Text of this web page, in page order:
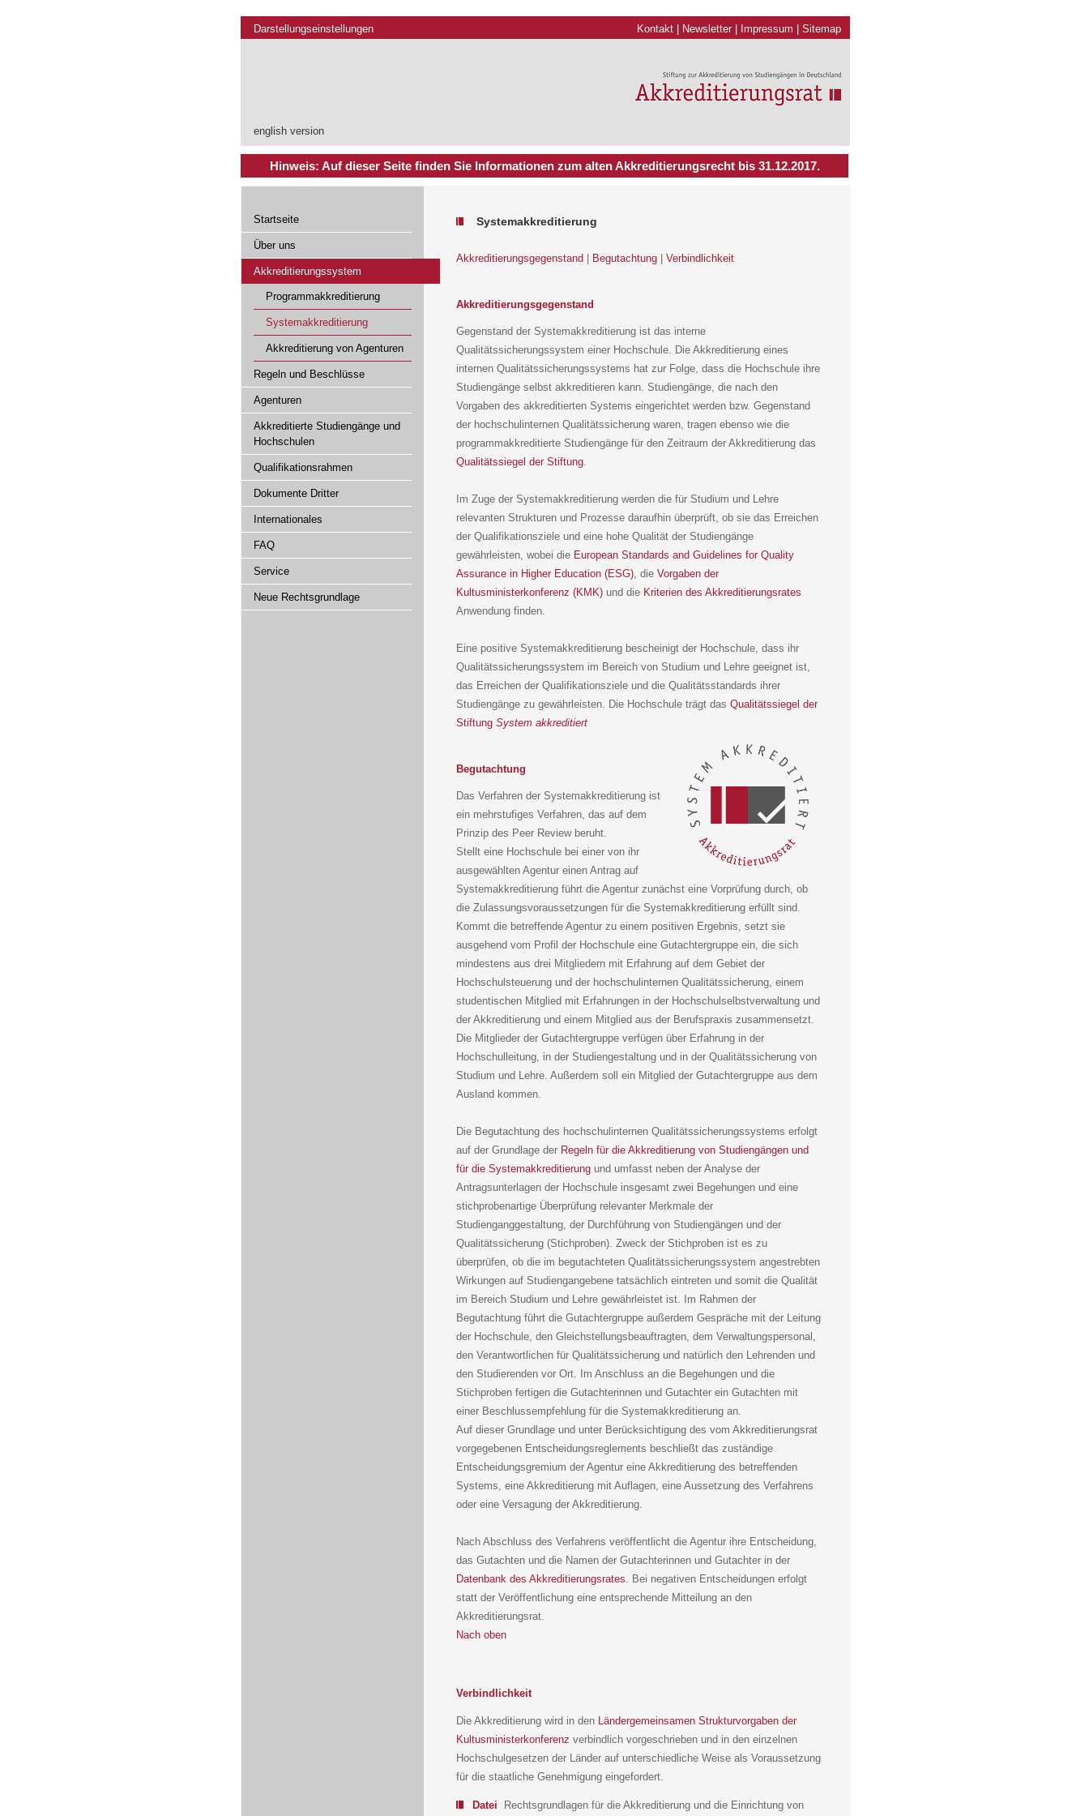
Darstellungseinstellungen Kontakt Newsletter Impressum Sitemap
english version
Hinweis: Auf dieser Seite finden Sie Informationen zum alten Akkreditierungsrecht bis 31.12.2017.
Startseite
Über uns
Akkreditierungssystem
Programmakkreditierung
Systemakkreditierung
Akkreditierung von Agenturen
Regeln und Beschlüsse
Agenturen
Akkreditierte Studiengänge und
Hochschulen
Qualifikationsrahmen
Dokumente Dritter
Internationales
FAQ
Service
Neue Rechtsgrundlage
Systemakkreditierung
Akkreditierungsgegenstand Begutachtung Verbindlichkeit
Akkreditierungsgegenstand
Gegenstand der Systemakkreditierung ist das interne
Qualitätssicherungssystem einer Hochschule. Die Akkreditierung eines
internen Qualitätssicherungssystems hat zur Folge, dass die Hochschule ihre
Studiengänge selbst akkreditieren kann. Studiengänge, die nach den
Vorgaben des akkreditierten Systems eingerichtet werden bzw. Gegenstand
der hochschulinternen Qualitätssicherung waren, tragen ebenso wie die
programmakkreditierte Studiengänge für den Zeitraum der Akkreditierung das
Qualitätssiegel der Stiftung.
Im Zuge der Systemakkreditierung werden die für Studium und Lehre
relevanten Strukturen und Prozesse daraufhin überprüft, ob sie das Erreichen
der Qualifikationsziele und eine hohe Qualität der Studiengänge
gewährleisten, wobei die European Standards and Guidelines for Quality
Assurance in Higher Education (ESG), die Vorgaben der
Kultusministerkonferenz (KMK) und die Kriterien des Akkreditierungsrates
Anwendung finden.
Eine positive Systemakkreditierung bescheinigt der Hochschule, dass ihr
Qualitätssicherungssystem im Bereich von Studium und Lehre geeignet ist,
das Erreichen der Qualifikationsziele und die Qualitätsstandards ihrer
Studiengänge zu gewährleisten. Die Hochschule trägt das Qualitätssiegel der
Stiftung System akkreditiert
Begutachtung
Das Verfahren der Systemakkreditierung ist
ein mehrstufiges Verfahren, das auf dem
Prinzip des Peer Review beruht.
Stellt eine Hochschule bei einer von ihr
ausgewählten Agentur einen Antrag auf
Systemakkreditierung führt die Agentur zunächst eine Vorprüfung durch, ob
die Zulassungsvoraussetzungen für die Systemakkreditierung erfüllt sind.
Kommt die betreffende Agentur zu einem positiven Ergebnis, setzt sie
ausgehend vom Profil der Hochschule eine Gutachtergruppe ein, die sich
mindestens aus drei Mitgliedern mit Erfahrung auf dem Gebiet der
Hochschulsteuerung und der hochschulinternen Qualitätssicherung, einem
studentischen Mitglied mit Erfahrungen in der Hochschulselbstverwaltung und
der Akkreditierung und einem Mitglied aus der Berufspraxis zusammensetzt.
Die Mitglieder der Gutachtergruppe verfügen über Erfahrung in der
Hochschulleitung, in der Studiengestaltung und in der Qualitätssicherung von
Studium und Lehre. Außerdem soll ein Mitglied der Gutachtergruppe aus dem
Ausland kommen.
Die Begutachtung des hochschulinternen Qualitätssicherungssystems erfolgt
auf der Grundlage der Regeln für die Akkreditierung von Studiengängen und
für die Systemakkreditierung und umfasst neben der Analyse der
Antragsunterlagen der Hochschule insgesamt zwei Begehungen und eine
stichprobenartige Überprüfung relevanter Merkmale der
Studienganggestaltung, der Durchführung von Studiengängen und der
Qualitätssicherung (Stichproben). Zweck der Stichproben ist es zu
überprüfen, ob die im begutachteten Qualitätssicherungssystem angestrebten
Wirkungen auf Studiengangebene tatsächlich eintreten und somit die Qualität
im Bereich Studium und Lehre gewährleistet ist. Im Rahmen der
Begutachtung führt die Gutachtergruppe außerdem Gespräche mit der Leitung
der Hochschule, den Gleichstellungsbeauftragten, dem Verwaltungspersonal,
den Verantwortlichen für Qualitätssicherung und natürlich den Lehrenden und
den Studierenden vor Ort. Im Anschluss an die Begehungen und die
Stichproben fertigen die Gutachterinnen und Gutachter ein Gutachten mit
einer Beschlussempfehlung für die Systemakkreditierung an.
Auf dieser Grundlage und unter Berücksichtigung des vom Akkreditierungsrat
vorgegebenen Entscheidungsreglements beschließt das zuständige
Entscheidungsgremium der Agentur eine Akkreditierung des betreffenden
Systems, eine Akkreditierung mit Auflagen, eine Aussetzung des Verfahrens
oder eine Versagung der Akkreditierung.
Nach Abschluss des Verfahrens veröffentlicht die Agentur ihre Entscheidung,
das Gutachten und die Namen der Gutachterinnen und Gutachter in der
Datenbank des Akkreditierungsrates. Bei negativen Entscheidungen erfolgt
statt der Veröffentlichung eine entsprechende Mitteilung an den
Akkreditierungsrat.
Nach oben
Verbindlichkeit
Die Akkreditierung wird in den Ländergemeinsamen Strukturvorgaben der
Kultusministerkonferenz verbindlich vorgeschrieben und in den einzelnen
Hochschulgesetzen der Länder auf unterschiedliche Weise als Voraussetzung
für die staatliche Genehmigung eingefordert.
Datei Rechtsgrundlagen für die Akkreditierung und die Einrichtung von